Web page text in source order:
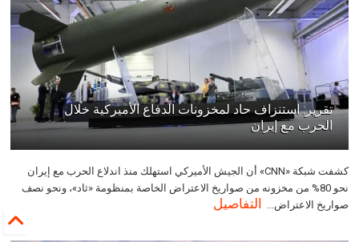
تقرير: استنزاف حاد لمخزونات الدفاع الأميركية خلال
الحرب مع إيران
كشفت شبكة «CNN» أن الجيش الأميركي استهلك منذ اندلاع الحرب مع إيران
نحو 80% من مخزونه من صواريخ الاعتراض الخاصة بمنظومة «ثاد»، ونحو نصف
صواريخ الاعتراض...
التفاصيل